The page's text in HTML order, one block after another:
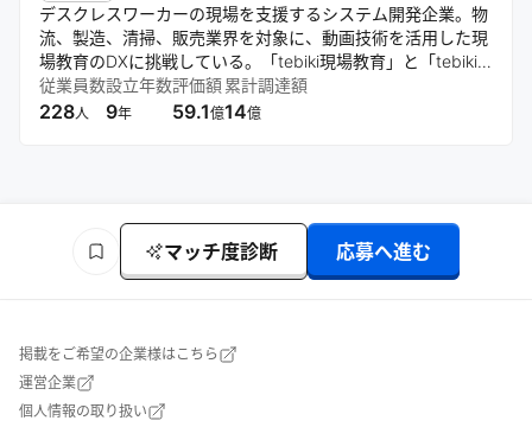
デスクレスワーカーの現場を支援するシステム開発企業。物
流、製造、清掃、販売業界を対象に、動画技術を活用した現
場教育のDXに挑戦している。「tebiki現場教育」と「tebiki
現場分析」を主軸に、属人化したノウハウの技能伝承や現場
管理の効率化を実現し、人手不足解消と競争力向上を目指
従業員数
228人
設立年数
9年
評価額
59.1億
累計調達額
14億
マッチ度診断 応募へ進む
掲載をご希望の企業様はこちら
運営企業
個人情報の取り扱い